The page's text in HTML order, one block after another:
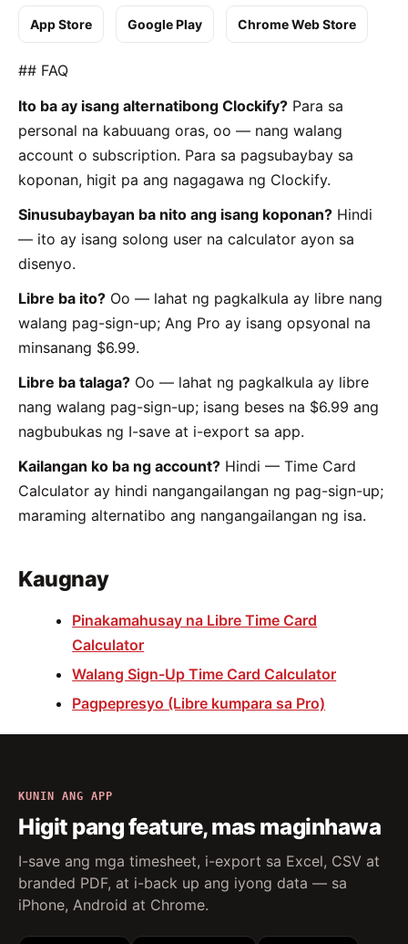
App Store Google Play Chrome Web Store
## FAQ
Ito ba ay isang alternatibong Clockify? Para sa
personal na kabuuang oras, oo — nang walang
account o subscription. Para sa pagsubaybay sa
koponan, higit pa ang nagagawa ng Clockify.
Sinusubaybayan ba nito ang isang koponan? Hindi
— ito ay isang solong user na calculator ayon sa
disenyo.
Libre ba ito? Oo — lahat ng pagkalkula ay libre nang
walang pag-sign-up; Ang Pro ay isang opsyonal na
minsanang $6.99.
Libre ba talaga? Oo — lahat ng pagkalkula ay libre
nang walang pag-sign-up; isang beses na $6.99 ang
nagbubukas ng I-save at i-export sa app.
Kailangan ko ba ng account? Hindi — Time Card
Calculator ay hindi nangangailangan ng pag-sign-up;
maraming alternatibo ang nangangailangan ng isa.
Kaugnay
Pinakamahusay na Libre Time Card
Calculator
Walang Sign-Up Time Card Calculator
Pagpepresyo (Libre kumpara sa Pro)
KUNIN ANG APP
Higit pang feature, mas maginhawa
I-save ang mga timesheet, i-export sa Excel, CSV at
branded PDF, at i-back up ang iyong data — sa
iPhone, Android at Chrome.